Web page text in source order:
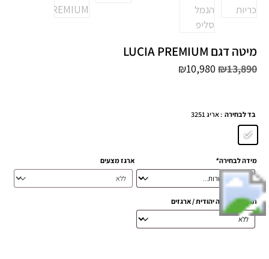
בד לבחירה : אריג 3251
מידה לבחירה* ארגז מצעים
תוספת הפרדה יהודית / ארגזים
מיטה דגם LUCIA PREMIUM
₪13,890
₪10,980